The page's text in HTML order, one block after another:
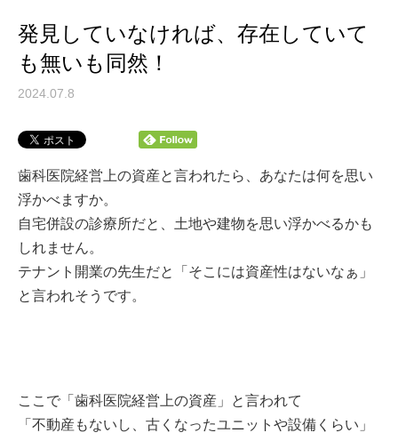
発見していなければ、存在していて
も無いも同然！
2024.07.8
歯科医院経営上の資産と言われたら、あなたは何を思い
浮かべますか。
自宅併設の診療所だと、土地や建物を思い浮かべるかも
しれません。
テナント開業の先生だと「そこには資産性はないなぁ」
と言われそうです。
ここで「歯科医院経営上の資産」と言われて
「不動産もないし、古くなったユニットや設備くらい」